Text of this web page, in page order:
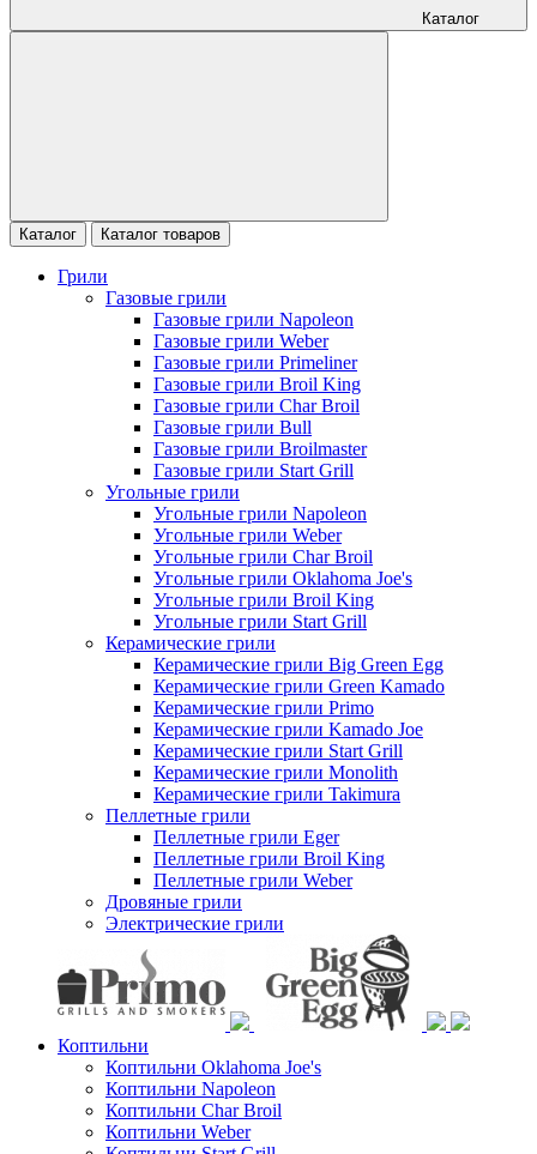
Каталог
Каталог Каталог товаров
Грили
Газовые грили
Газовые грили Napoleon
Газовые грили Weber
Газовые грили Primeliner
Газовые грили Broil King
Газовые грили Char Broil
Газовые грили Bull
Газовые грили Broilmaster
Газовые грили Start Grill
Угольные грили
Угольные грили Napoleon
Угольные грили Weber
Угольные грили Char Broil
Угольные грили Oklahoma Joe's
Угольные грили Broil King
Угольные грили Start Grill
Керамические грили
Керамические грили Big Green Egg
Керамические грили Green Kamado
Керамические грили Primo
Керамические грили Kamado Joe
Керамические грили Start Grill
Керамические грили Monolith
Керамические грили Takimura
Пеллетные грили
Пеллетные грили Eger
Пеллетные грили Broil King
Пеллетные грили Weber
Дровяные грили
Электрические грили
Коптильни
Коптильни Oklahoma Joe's
Коптильни Napoleon
Коптильни Char Broil
Коптильни Weber